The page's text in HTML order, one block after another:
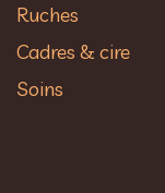
Ruches
Cadres & cire
Soins